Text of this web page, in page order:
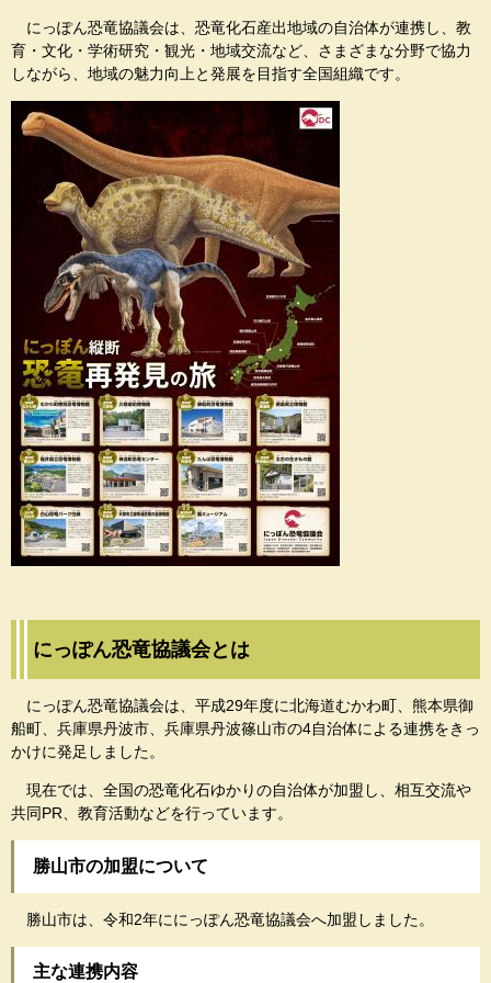
にっぽん恐竜協議会は、恐竜化石産出地域の自治体が連携し、教
育・文化・学術研究・観光・地域交流など、さまざまな分野で協力
しながら、地域の魅力向上と発展を目指す全国組織です。
にっぽん恐竜協議会とは
にっぽん恐竜協議会は、平成29年度に北海道むかわ町、熊本県御
船町、兵庫県丹波市、兵庫県丹波篠山市の4自治体による連携をきっ
かけに発足しました。
現在では、全国の恐竜化石ゆかりの自治体が加盟し、相互交流や
共同PR、教育活動などを行っています。
勝山市の加盟について
勝山市は、令和2年ににっぽん恐竜協議会へ加盟しました。
主な連携内容